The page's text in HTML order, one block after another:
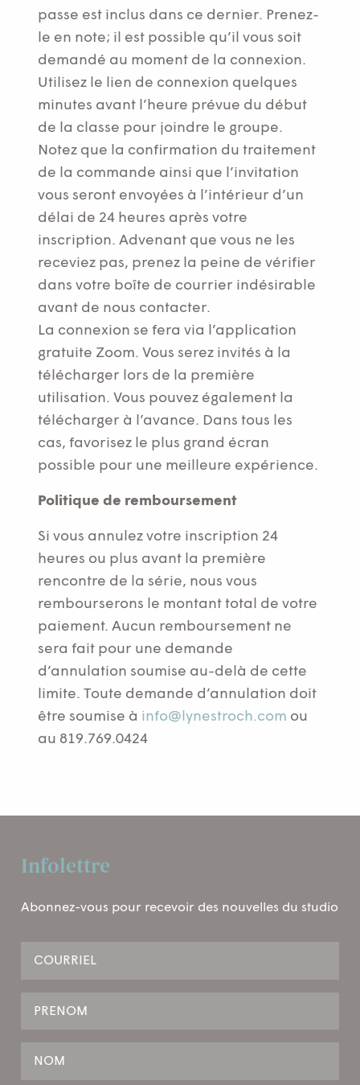
passe est inclus dans ce dernier. Prenez-
le en note; il est possible qu’il vous soit
demandé au moment de la connexion.
Utilisez le lien de connexion quelques
minutes avant l’heure prévue du début
de la classe pour joindre le groupe.
Notez que la confirmation du traitement
de la commande ainsi que l’invitation
vous seront envoyées à l’intérieur d’un
délai de 24 heures après votre
inscription. Advenant que vous ne les
receviez pas, prenez la peine de vérifier
dans votre boîte de courrier indésirable
avant de nous contacter.
La connexion se fera via l’application
gratuite Zoom. Vous serez invités à la
télécharger lors de la première
utilisation. Vous pouvez également la
télécharger à l’avance. Dans tous les
cas, favorisez le plus grand écran
possible pour une meilleure expérience.
Politique de remboursement
Si vous annulez votre inscription 24
heures ou plus avant la première
rencontre de la série, nous vous
rembourserons le montant total de votre
paiement. Aucun remboursement ne
sera fait pour une demande
d’annulation soumise au-delà de cette
limite. Toute demande d’annulation doit
être soumise à info@lynestroch.com ou
au 819.769.0424
Infolettre
Abonnez-vous pour recevoir des nouvelles du studio